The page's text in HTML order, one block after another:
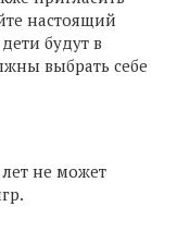
настоящий
будут в
выбрать себе
не может